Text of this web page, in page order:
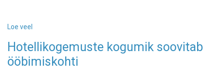
Loe veel
räpaseimad
hotellid
Hotellikogemuste kogumik soovitab
ööbimiskohti